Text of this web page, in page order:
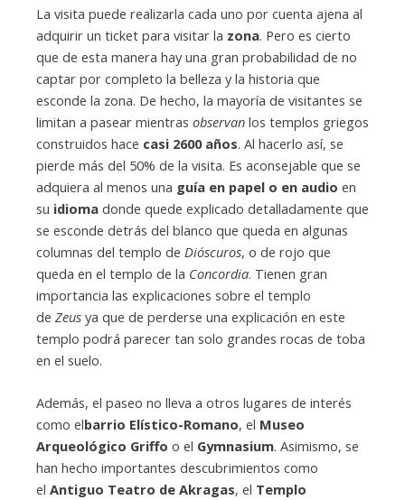
La visita puede realizarla cada uno por cuenta ajena al
adquirir un ticket para visitar la zona. Pero es cierto
que de esta manera hay una gran probabilidad de no
captar por completo la belleza y la historia que
esconde la zona. De hecho, la mayoría de visitantes se
limitan a pasear mientras observan los templos griegos
construidos hace casi 2600 años. Al hacerlo así, se
pierde más del 50% de la visita. Es aconsejable que se
adquiera al menos una guía en papel o en audio en
su idioma donde quede explicado detalladamente que
se esconde detrás del blanco que queda en algunas
columnas del templo de Dióscuros, o de rojo que
queda en el templo de la Concordia. Tienen gran
importancia las explicaciones sobre el templo
de Zeus ya que de perderse una explicación en este
templo podrá parecer tan solo grandes rocas de toba
en el suelo.
Además, el paseo no lleva a otros lugares de interés
como elbarrio Elístico-Romano, el Museo
Arqueológico Griffo o el Gymnasium. Asimismo, se
han hecho importantes descubrimientos como
el Antiguo Teatro de Akragas, el Templo